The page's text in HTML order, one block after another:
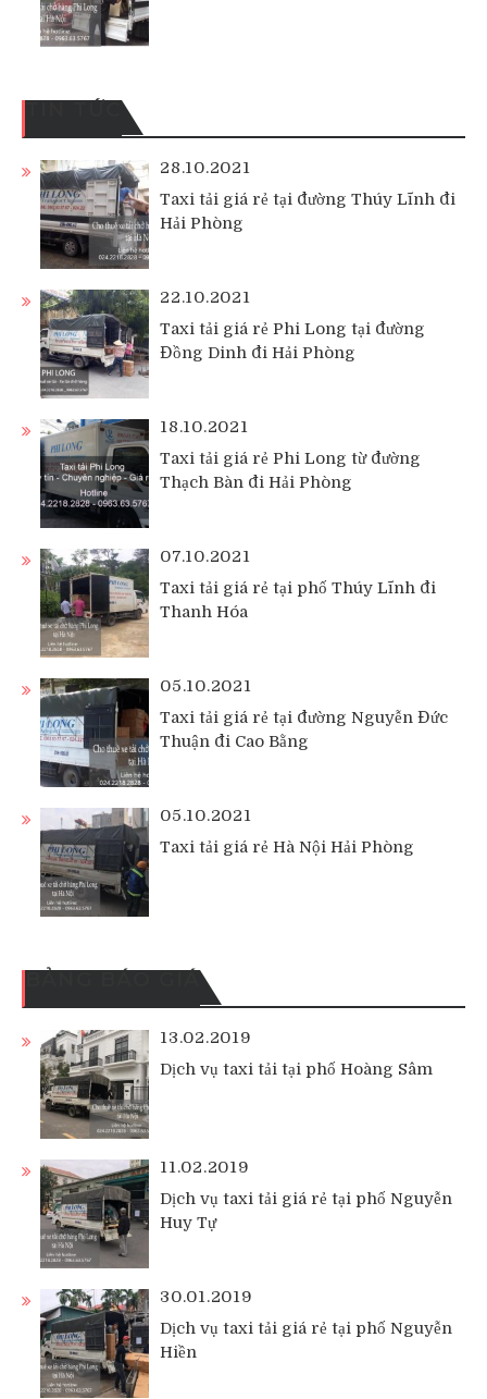
TIN TỨC
28.10.2021
Taxi tải giá rẻ tại đường Thúy Lĩnh đi
Hải Phòng
22.10.2021
Taxi tải giá rẻ Phi Long tại đường
Đồng Dinh đi Hải Phòng
18.10.2021
Taxi tải giá rẻ Phi Long từ đường
Thạch Bàn đi Hải Phòng
07.10.2021
Taxi tải giá rẻ tại phố Thúy Lĩnh đi
Thanh Hóa
05.10.2021
Taxi tải giá rẻ tại đường Nguyễn Đức
Thuận đi Cao Bằng
05.10.2021
Taxi tải giá rẻ Hà Nội Hải Phòng
BẢNG BÁO GIÁ
13.02.2019
Dịch vụ taxi tải tại phố Hoàng Sâm
11.02.2019
Dịch vụ taxi tải giá rẻ tại phố Nguyễn
Huy Tự
30.01.2019
Dịch vụ taxi tải giá rẻ tại phố Nguyễn
Hiền